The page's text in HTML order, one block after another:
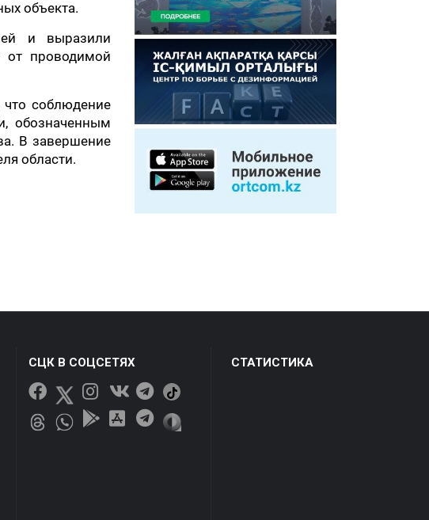
объекта.
и выразили
от проводимой
что соблюдение
обозначенным
В завершение
области.
СЦК В СОЦСЕТЯХ СТАТИСТИКА